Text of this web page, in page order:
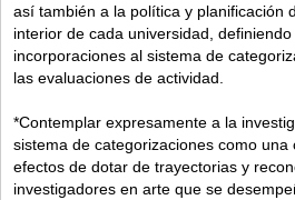
así también a la política y planificación
interior de cada universidad,
incorporaciones al sistema de
las evaluaciones de actividad.
*Contemplar expresamente a la
sistema de categorizaciones como
efectos de dotar de trayectorias y
investigadores en arte que se